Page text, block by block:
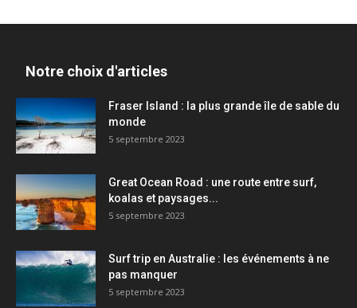
Notre choix d'articles
Fraser Island : la plus grande île de sable du
monde
5 septembre 2023
Great Ocean Road : une route entre surf,
koalas et paysages...
5 septembre 2023
Surf trip en Australie : les événements à ne
pas manquer
5 septembre 2023